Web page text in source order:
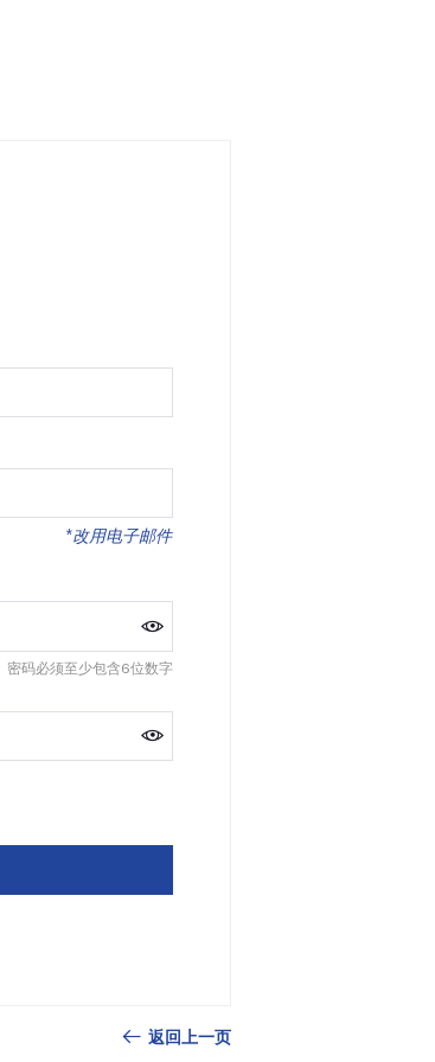
*改用电子邮件
密码必须至少包含6位数字
返回上一页